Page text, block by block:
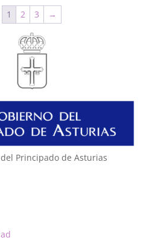
1 2 3 →
Principado de Asturias